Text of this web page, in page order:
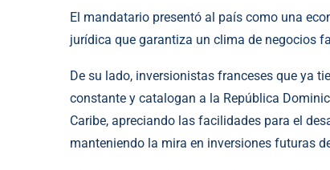
El mandatario presentó al país como una
jurídica que garantiza un clima de negocios
De su lado, inversionistas franceses que ya
constante y catalogan a la República
Caribe, apreciando las facilidades para el
manteniendo la mira en inversiones futuras